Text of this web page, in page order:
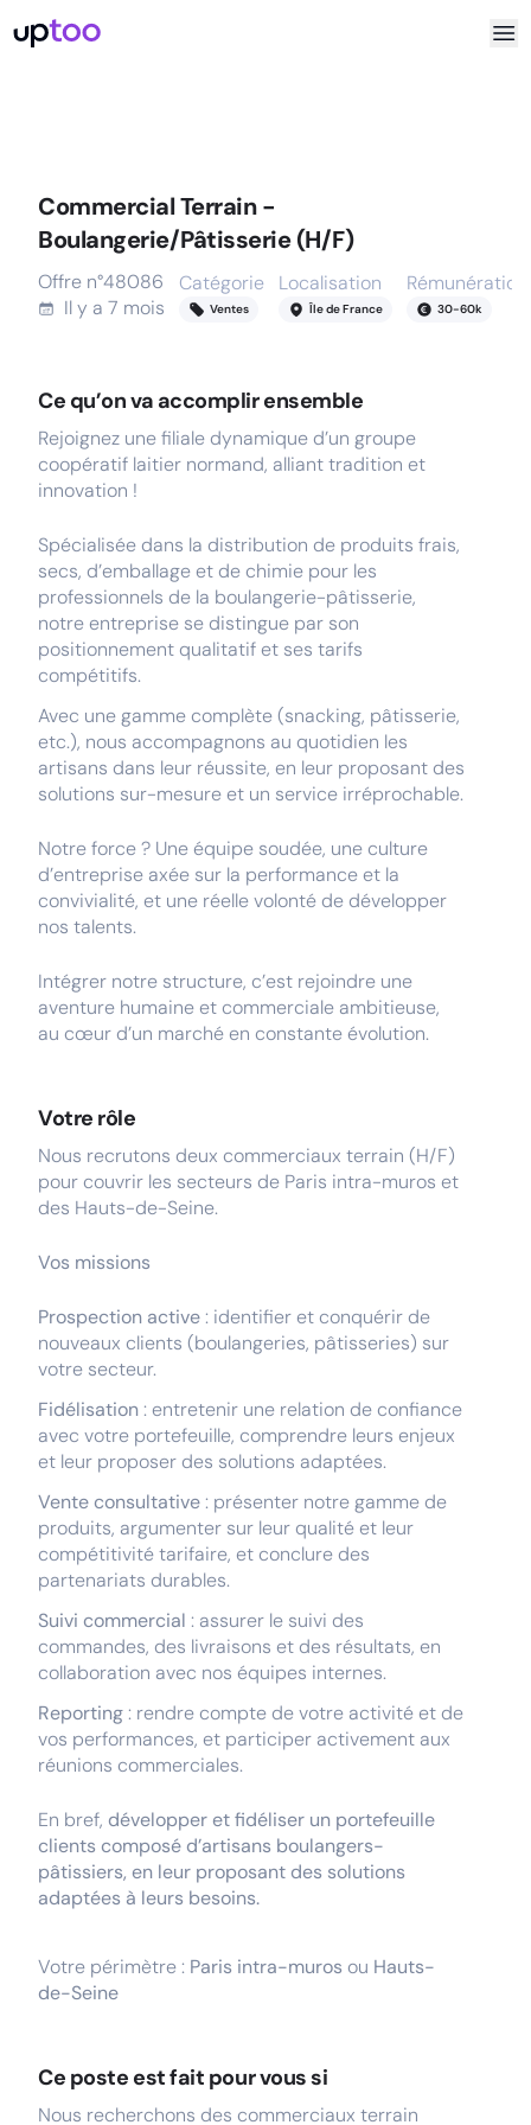
Commercial Terrain -
Boulangerie/Pâtisserie (H/F)
Offre n°48086
Il y a 7 mois
Catégorie
Ventes
Localisation
Île de France
Rémunération
30-60k
Ce qu’on va accomplir ensemble
Rejoignez une filiale dynamique d’un groupe
coopératif laitier normand, alliant tradition et
innovation !
Spécialisée dans la distribution de produits frais,
secs, d’emballage et de chimie pour les
professionnels de la boulangerie-pâtisserie,
notre entreprise se distingue par son
positionnement qualitatif et ses tarifs
compétitifs.
Avec une gamme complète (snacking, pâtisserie,
etc.), nous accompagnons au quotidien les
artisans dans leur réussite, en leur proposant des
solutions sur-mesure et un service irréprochable.
Notre force ? Une équipe soudée, une culture
d’entreprise axée sur la performance et la
convivialité, et une réelle volonté de développer
nos talents.
Intégrer notre structure, c’est rejoindre une
aventure humaine et commerciale ambitieuse,
au cœur d’un marché en constante évolution.
Votre rôle
Nous recrutons deux commerciaux terrain (H/F)
pour couvrir les secteurs de Paris intra-muros et
des Hauts-de-Seine.
Vos missions
Prospection active: identifier et conquérir de
nouveaux clients (boulangeries, pâtisseries) sur
votre secteur.
Fidélisation: entretenir une relation de confiance
avec votre portefeuille, comprendre leurs enjeux
et leur proposer des solutions adaptées.
Vente consultative: présenter notre gamme de
produits, argumenter sur leur qualité et leur
compétitivité tarifaire, et conclure des
partenariats durables.
Suivi commercial : assurer le suivi des
commandes, des livraisons et des résultats, en
collaboration avec nos équipes internes.
Reporting: rendre compte de votre activité et de
vos performances, et participer activement aux
réunions commerciales.
En bref, développer et fidéliser un portefeuille
clients composé d’artisans boulangers-
pâtissiers, en leur proposant des solutions
adaptées à leurs besoins.
Votre périmètre : Paris intra-muros ou Hauts-
de-Seine
Ce poste est fait pour vous si
Nous recherchons des commerciaux terrain